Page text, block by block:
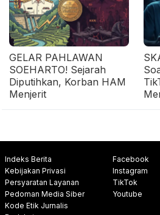
GELAR PAHLAWAN
SOEHARTO! Sejarah
Diputihkan, Korban HAM
Menjerit
Indeks Berita
Kebijakan Privasi
Persyaratan Layanan
Pedoman Media Siber
Kode Etik Jurnalis
Facebook
Instagram
TikTok
Youtube